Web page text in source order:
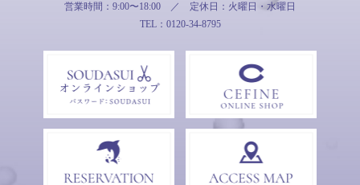
営業時間：9:00〜18:00 ／ 定休日：火曜日・水曜日
TEL：0120-34-8795